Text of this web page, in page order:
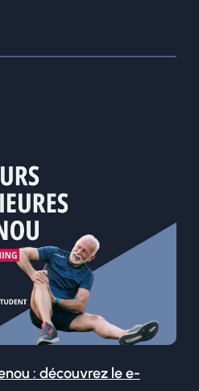
: découvrez le e-